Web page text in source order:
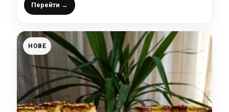
Перейти →
НОВЕ